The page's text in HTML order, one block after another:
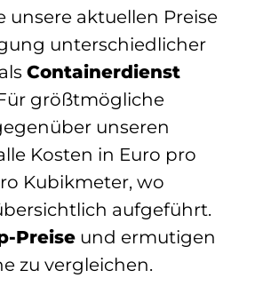
unsere aktuellen Preise
unterschiedlicher
als Containerdienst
größtmögliche
unseren
Kosten in Euro pro
Kubikmeter, wo
aufgeführt.
Preise und ermutigen
zu vergleichen.